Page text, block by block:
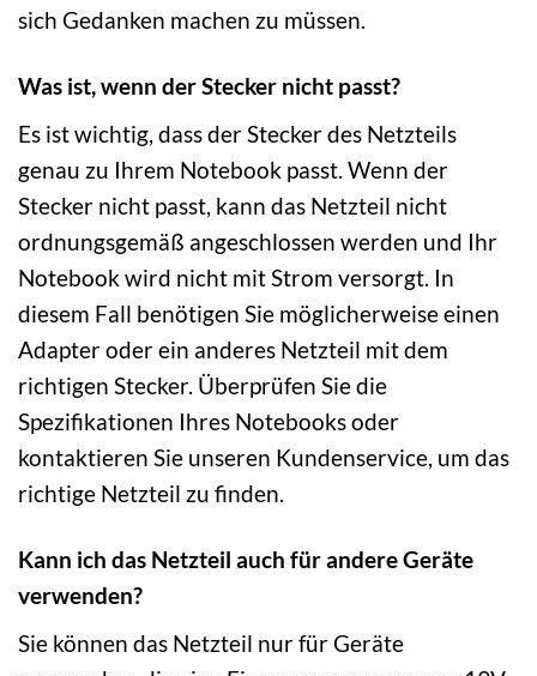
sich Gedanken machen zu müssen.
Was ist, wenn der Stecker nicht passt?
Es ist wichtig, dass der Stecker des Netzteils
genau zu Ihrem Notebook passt. Wenn der
Stecker nicht passt, kann das Netzteil nicht
ordnungsgemäß angeschlossen werden und Ihr
Notebook wird nicht mit Strom versorgt. In
diesem Fall benötigen Sie möglicherweise einen
Adapter oder ein anderes Netzteil mit dem
richtigen Stecker. Überprüfen Sie die
Spezifikationen Ihres Notebooks oder
kontaktieren Sie unseren Kundenservice, um das
richtige Netzteil zu finden.
Kann ich das Netzteil auch für andere Geräte
verwenden?
Sie können das Netzteil nur für Geräte